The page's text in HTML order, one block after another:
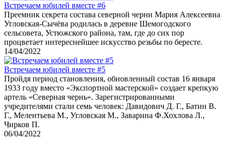
Встречаем юбилей вместе #6
Преемник секрета состава северной черни Мария Алексеевна
Угловская-Сычёва родилась в деревне Шемогодского
сельсовета, Устюжского района, там, где до сих пор
процветает интереснейшее искусство резьбы по бересте.
14/04/2022
Встречаем юбилей вместе #5
Пройдя период становления, обновленный состав 16 января
1933 году вместо «Экспортной мастерской» создает крепкую
артель «Северная чернь». Зарегистрированными
учредителями стали семь человек: Давидович Д. Г., Батин В.
Г., Мелентьева М., Угловская М., Заварина Ф.Хохлова Л.,
Чирков П.
06/04/2022